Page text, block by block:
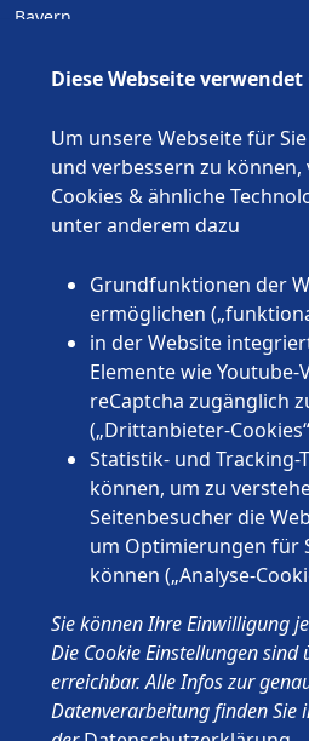
Bayern
Brandenburg
Hamburg
Hessen
Mecklenburg-Vorpommern
Niedersachsen
Rheinland-Pfalz
Sachsen
Sachsen-Anhalt
Schleswig-Holstein
Thüringen
Deutschland e.V.
Impressum
Datenschutz
ASB.de
Diese Webseite verwendet
Um unsere Webseite für
und verbessern zu
Cookies & ähnliche
unter anderem dazu
Grundfunktionen der
ermöglichen
in der Website
Elemente wie
reCaptcha zugänglich
(„Drittanbieter-
Statistik- und Tracking-
können, um zu
Seitenbesucher die
um Optimierungen für
können („Analyse-
Sie können Ihre Einwilligung
Die Cookie Einstellungen sind
erreichbar. Alle Infos zur
Datenverarbeitung finden Sie